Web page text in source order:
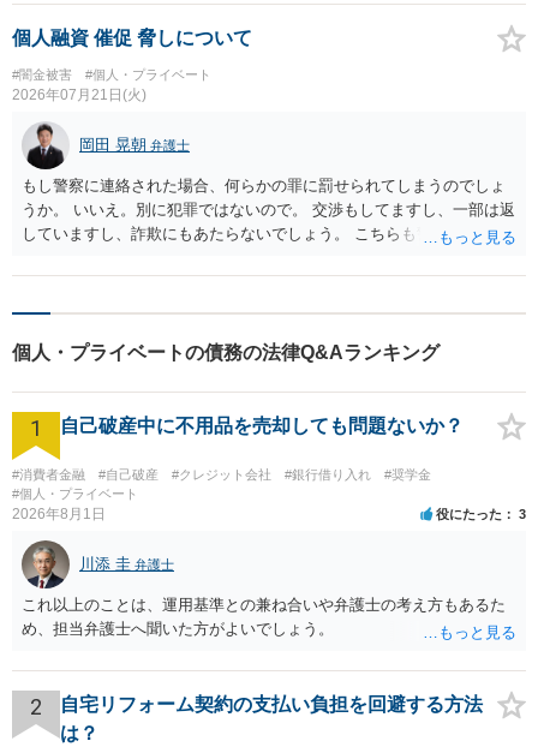
個人融資 催促 脅しについて
#闇金被害 #個人・プライベート
2026年07月21日(火)
岡田 晃朝 弁護士
もし警察に連絡された場合、何らかの罪に罰せられてしまうのでしょ
うか。 いいえ。別に犯罪ではないので。 交渉もしてますし、一部は返
していますし、詐欺にもあたらないでしょう。 こちらも警察や弁護士
て、払える範囲で示談書をまとめてもらえば、お互いに安心ではあり
個人・プライベートの債務の法律Q&Aランキング
1 自己破産中に不用品を売却しても問題ないか？
#消費者金融 #自己破産 #クレジット会社 #銀行借り入れ
#奨学金
#個人・プライベート
2026年8月1日 役にたった 3
川添 圭 弁護士
これ以上のことは、運用基準との兼ね合いや弁護士の考え方もあるた
め、担当弁護士へ聞いた方がよいでしょう。
2
自宅リフォーム契約の支払い負担を回避する方法
は？